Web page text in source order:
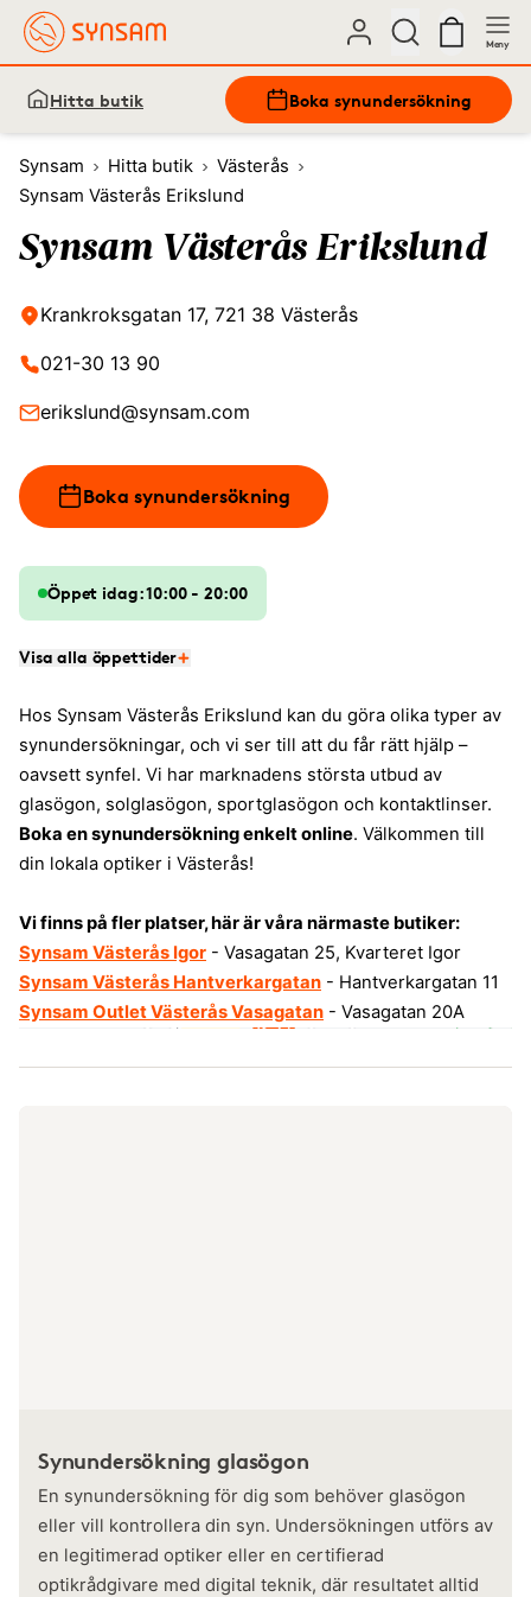
Meny
Hitta butik Boka synundersökning
Synsam Hitta butik
Västerås
Synsam Västerås Erikslund
Synsam Västerås Erikslund
Krankroksgatan 17, 721 38 Västerås
021-30 13 90
erikslund@synsam.com
Boka synundersökning
Öppet idag: 10:00 - 20:00
Visa alla öppettider
Hos Synsam Västerås Erikslund kan du göra olika typer av
synundersökningar, och vi ser till att du får rätt hjälp –
oavsett synfel. Vi har marknadens största utbud av
glasögon, solglasögon, sportglasögon och kontaktlinser.
Boka en synundersökning enkelt online. Välkommen till
din lokala optiker i Västerås!
Vi finns på fler platser, här är våra närmaste butiker:
Synsam Västerås Igor - Vasagatan 25, Kvarteret Igor
Synsam Västerås Hantverkargatan - Hantverkargatan 11
Synsam Outlet Västerås Vasagatan - Vasagatan 20A
Synundersökning glasögon
En synundersökning för dig som behöver glasögon
eller vill kontrollera din syn. Undersökningen utförs av
en legitimerad optiker eller en certifierad
optikrådgivare med digital teknik, där resultatet alltid